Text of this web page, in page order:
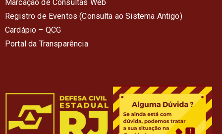
Marcação de Consultas Web
Registro de Eventos (Consulta ao Sistema Antigo)
Cardápio – QCG
Portal da Transparência